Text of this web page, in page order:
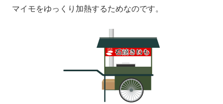
マイモをゆっくり加熱するためなのです。